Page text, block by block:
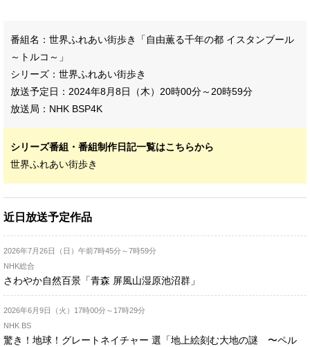
番組名：世界ふれあい街歩き「自由薫る千年の都 イスタンブール
～トルコ～」
シリーズ： 世界ふれあい街歩き
放送予定日：2024年8月8日（木）20時00分～20時59分
放送局：NHK BSP4K
シリーズ番組・番組制作日記一覧はこちらから
世界ふれあい街歩き
近日放送予定作品
2026年7月26日（日）午前7時45分～7時59分
NHK総合
さわやか自然百景「青森 屏風山湿原池沼群」
2026年6月9日（火）17時00分～17時29分
NHK BS
驚き！地球！グレートネイチャー 選「地上絵刻む大地の謎 〜ペル